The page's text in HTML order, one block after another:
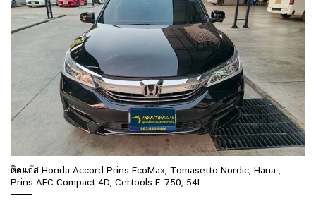
ติดแก๊ส Honda Accord Prins EcoMax, Tomasetto Nordic, Hana ,
Prins AFC Compact 4D, Certools F-750, 54L